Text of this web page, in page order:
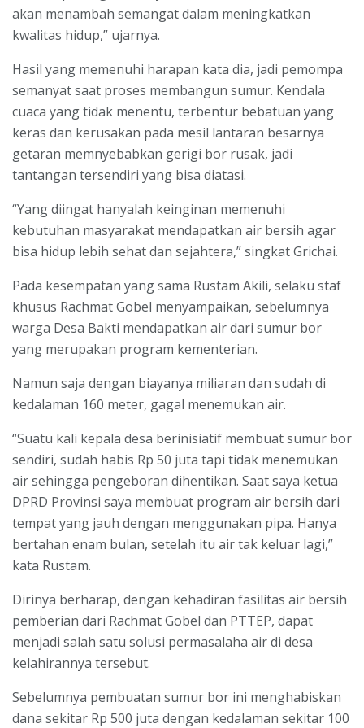
akan menambah semangat dalam meningkatkan
kwalitas hidup,” ujarnya.
Hasil yang memenuhi harapan kata dia, jadi pemompa
semanyat saat proses membangun sumur. Kendala
cuaca yang tidak menentu, terbentur bebatuan yang
keras dan kerusakan pada mesil lantaran besarnya
getaran memnyebabkan gerigi bor rusak, jadi
tantangan tersendiri yang bisa diatasi.
“Yang diingat hanyalah keinginan memenuhi
kebutuhan masyarakat mendapatkan air bersih agar
bisa hidup lebih sehat dan sejahtera,” singkat Grichai.
Pada kesempatan yang sama Rustam Akili, selaku staf
khusus Rachmat Gobel menyampaikan, sebelumnya
warga Desa Bakti mendapatkan air dari sumur bor
yang merupakan program kementerian.
Namun saja dengan biayanya miliaran dan sudah di
kedalaman 160 meter, gagal menemukan air.
“Suatu kali kepala desa berinisiatif membuat sumur bor
sendiri, sudah habis Rp 50 juta tapi tidak menemukan
air sehingga pengeboran dihentikan. Saat saya ketua
DPRD Provinsi saya membuat program air bersih dari
tempat yang jauh dengan menggunakan pipa. Hanya
bertahan enam bulan, setelah itu air tak keluar lagi,”
kata Rustam.
Dirinya berharap, dengan kehadiran fasilitas air bersih
pemberian dari Rachmat Gobel dan PTTEP, dapat
menjadi salah satu solusi permasalaha air di desa
kelahirannya tersebut.
Sebelumnya pembuatan sumur bor ini menghabiskan
dana sekitar Rp 500 juta dengan kedalaman sekitar 100